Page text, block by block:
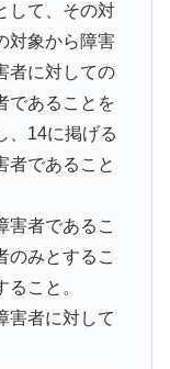
して、その対
対象から障害
者に対しての
であることを
、14に掲げる
者であること
者であるこ
のみとするこ
こと。
害者に対して